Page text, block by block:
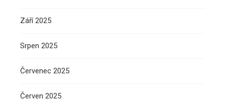
Září 2025
Srpen 2025
Červenec 2025
Červen 2025